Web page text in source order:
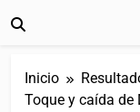
Inicio
Toque y caída de